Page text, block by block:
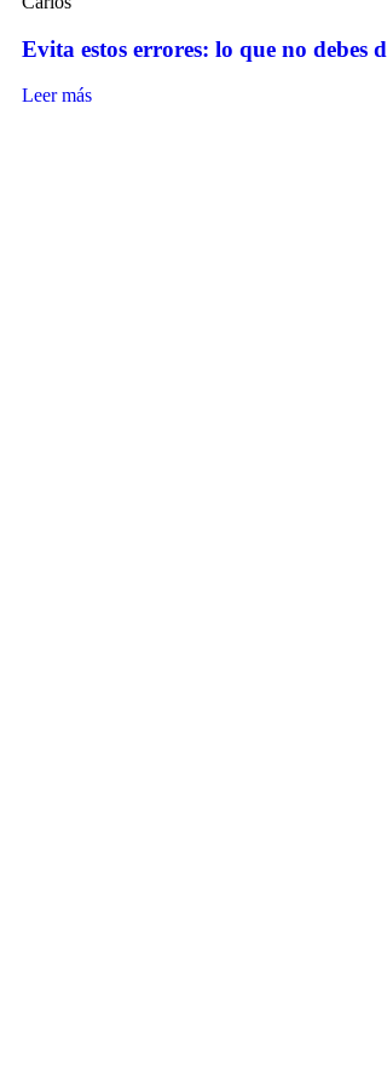
Evita estos errores: lo que no debes